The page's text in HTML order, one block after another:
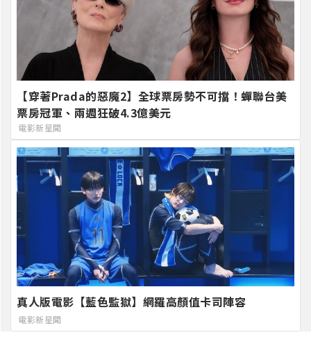
【穿著Prada的惡魔2】全球票房勢不可擋！蟬聯台美
票房冠軍、兩週狂破4.3億美元
電影新星聞
真人版電影【藍色監獄】網羅高顏值卡司陣容
電影新星聞